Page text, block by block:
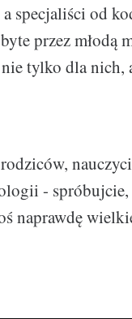
specjaliści od
przez młodą
tylko dla nich,
-
naprawdę